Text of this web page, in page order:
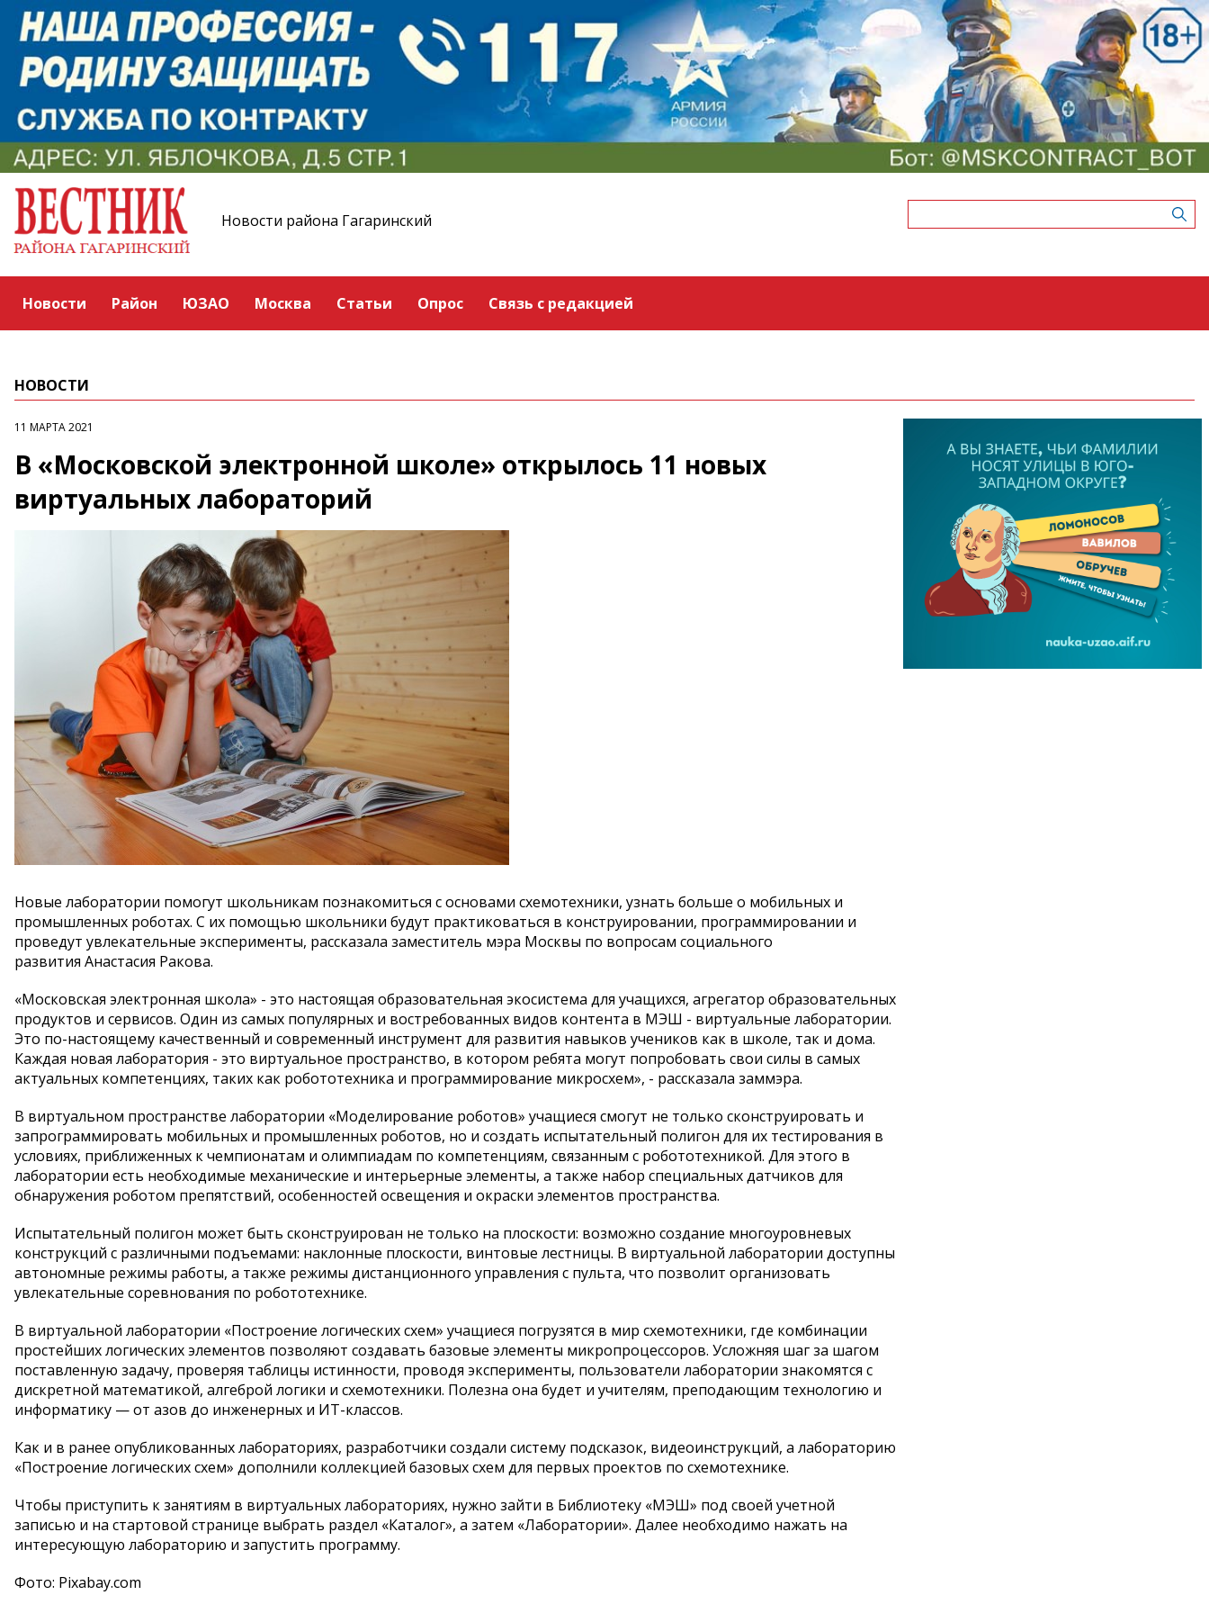
Новости района Гагаринский
Новости Район ЮЗАО Москва Статьи Опрос Связь с редакцией
НОВОСТИ
11 МАРТА 2021
В «Московской электронной школе» открылось 11 новых
виртуальных лабораторий
Новые лаборатории помогут школьникам познакомиться с основами схемотехники, узнать больше о мобильных и
промышленных роботах. С их помощью школьники будут практиковаться в конструировании, программировании и
проведут увлекательные эксперименты, рассказала заместитель мэра Москвы по вопросам социального
развития Анастасия Ракова.
«Московская электронная школа» - это настоящая образовательная экосистема для учащихся, агрегатор образовательных
продуктов и сервисов. Один из самых популярных и востребованных видов контента в МЭШ - виртуальные лаборатории.
Это по-настоящему качественный и современный инструмент для развития навыков учеников как в школе, так и дома.
Каждая новая лаборатория - это виртуальное пространство, в котором ребята могут попробовать свои силы в самых
актуальных компетенциях, таких как робототехника и программирование микросхем», - рассказала заммэра.
В виртуальном пространстве лаборатории «Моделирование роботов» учащиеся смогут не только сконструировать и
запрограммировать мобильных и промышленных роботов, но и создать испытательный полигон для их тестирования в
условиях, приближенных к чемпионатам и олимпиадам по компетенциям, связанным с робототехникой. Для этого в
лаборатории есть необходимые механические и интерьерные элементы, а также набор специальных датчиков для
обнаружения роботом препятствий, особенностей освещения и окраски элементов пространства.
Испытательный полигон может быть сконструирован не только на плоскости: возможно создание многоуровневых
конструкций с различными подъемами: наклонные плоскости, винтовые лестницы. В виртуальной лаборатории доступны
автономные режимы работы, а также режимы дистанционного управления с пульта, что позволит организовать
увлекательные соревнования по робототехнике.
В виртуальной лаборатории «Построение логических схем» учащиеся погрузятся в мир схемотехники, где комбинации
простейших логических элементов позволяют создавать базовые элементы микропроцессоров. Усложняя шаг за шагом
поставленную задачу, проверяя таблицы истинности, проводя эксперименты, пользователи лаборатории знакомятся с
дискретной математикой, алгеброй логики и схемотехники. Полезна она будет и учителям, преподающим технологию и
информатику — от азов до инженерных и ИТ-классов.
Как и в ранее опубликованных лабораториях, разработчики создали систему подсказок, видеоинструкций, а лабораторию
«Построение логических схем» дополнили коллекцией базовых схем для первых проектов по схемотехнике.
Чтобы приступить к занятиям в виртуальных лабораториях, нужно зайти в Библиотеку «МЭШ» под своей учетной
записью и на стартовой странице выбрать раздел «Каталог», а затем «Лаборатории». Далее необходимо нажать на
интересующую лабораторию и запустить программу.
Фото: Pixabay.com